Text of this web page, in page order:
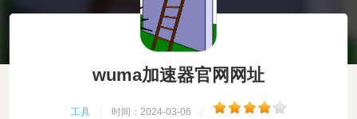
wuma加速器官网网址
工具 时间：2024-03-06